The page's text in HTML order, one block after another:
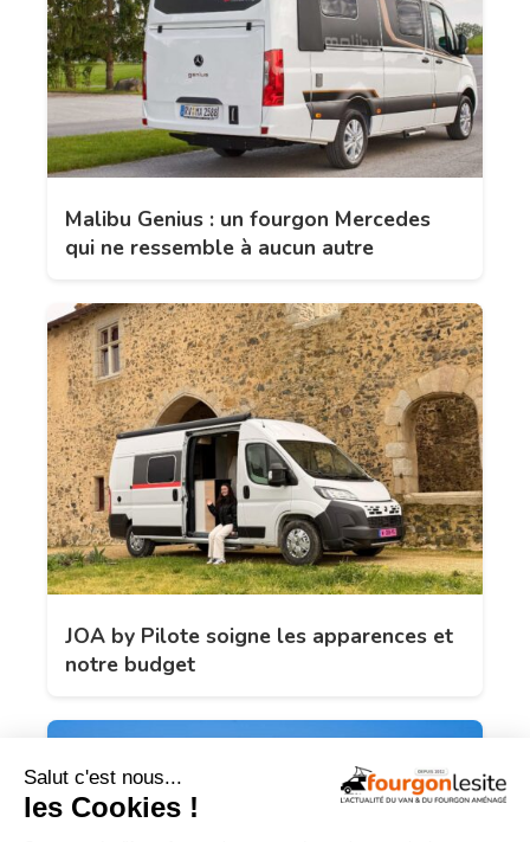
Malibu Genius : un fourgon Mercedes
qui ne ressemble à aucun autre
JOA by Pilote soigne les apparences et
notre budget